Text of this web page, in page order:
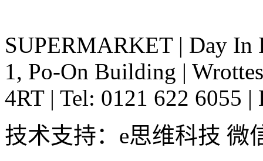
SUPERMARKET | Day In
1, Po-On Building |
4RT | Tel: 0121 622 6055 |
技术支持：e思维科技 微